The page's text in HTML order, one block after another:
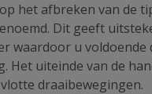
het afbreken van de
Dit geeft
waardoor u
Het uiteinde van de
draaibewegingen.